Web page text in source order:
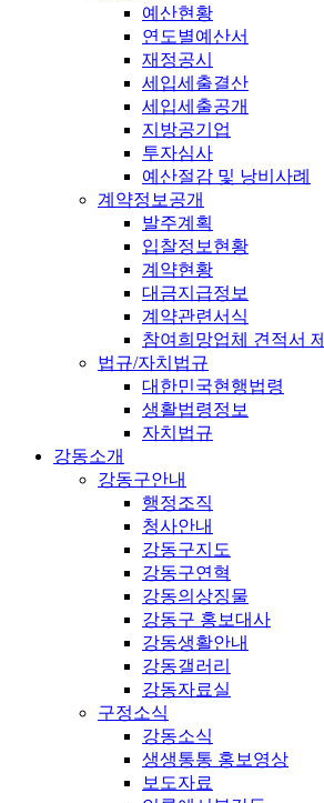
예산현황
연도별예산서
재정공시
세입세출결산
세입세출공개
지방공기업
투자심사
예산절감 및 낭비사례
계약정보공개
발주계획
입찰정보현황
계약현황
대금지급정보
계약관련서식
참여희망업체 견적서
법규/자치법규
대한민국현행법령
생활법령정보
자치법규
강동소개
강동구안내
행정조직
청사안내
강동구지도
강동구연혁
강동의상징물
강동구 홍보대사
강동생활안내
강동갤러리
강동자료실
구정소식
강동소식
생생통통 홍보영상
보도자료